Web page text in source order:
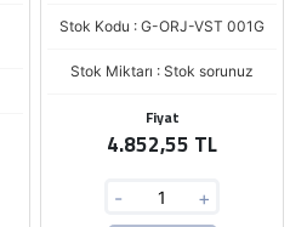
Stok Kodu : G-ORJ-VST 001G
Stok Miktarı : Stok sorunuz
Fiyat
4.852,55 TL
- +